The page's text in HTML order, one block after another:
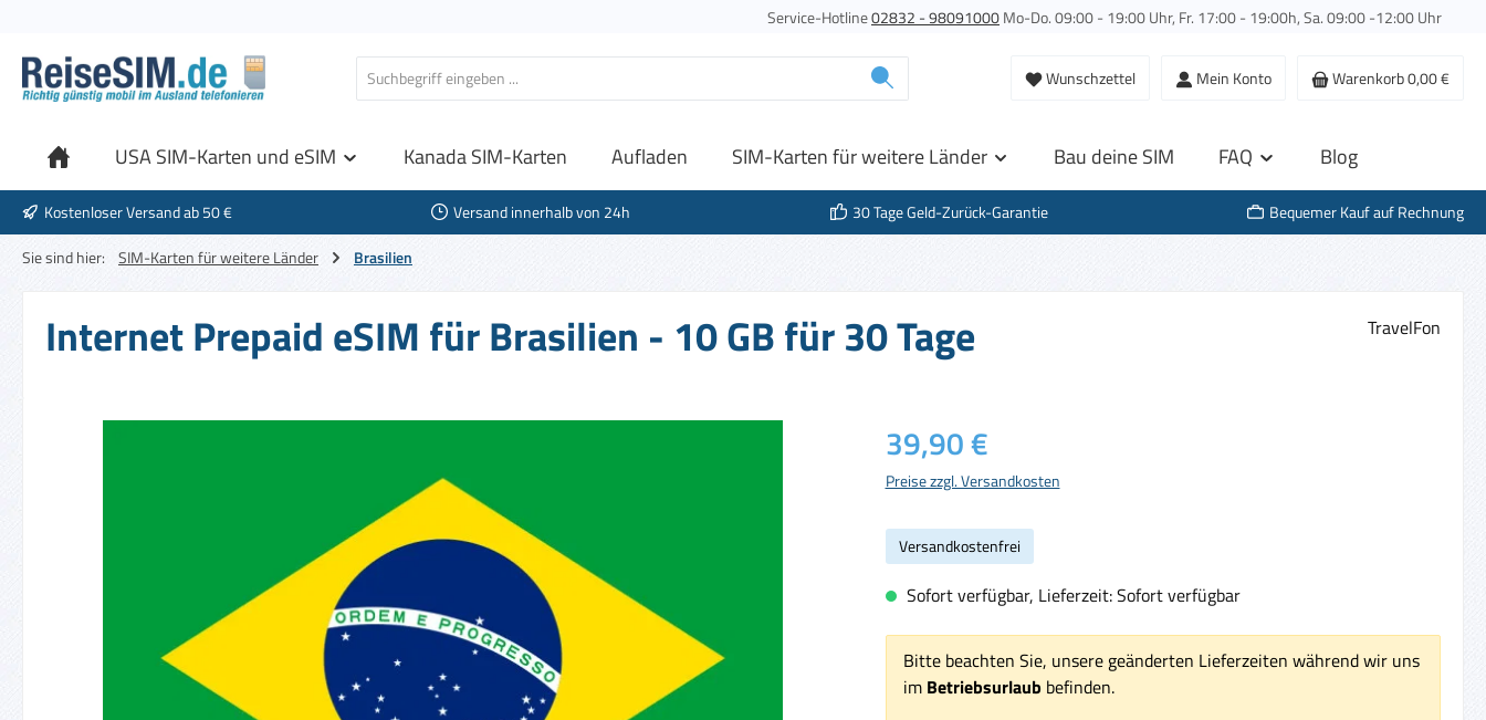
Service-Hotline02832 - 98091000Mo-Do. 09:00 - 19:00 Uhr, Fr. 17:00 - 19:00h, Sa. 09:00 -12:00 Uhr
Wunschzettel Mein Konto Warenkorb0,00 €
USA SIM-Karten und eSIM Kanada SIM-Karten Aufladen SIM-Karten für weitere Länder Bau deine SIM FAQ Blog
Kostenloser Versand ab 50 € Versand innerhalb von 24h 30 Tage Geld-Zurück-Garantie
Bequemer Kauf auf Rechnung
Sie sind hier:
SIM-Karten für weitere Länder Brasilien
Internet Prepaid eSIM für Brasilien - 10 GB für 30 Tage TravelFon
Regulärer Preis:
39,90 €
Preise zzgl. Versandkosten
Versandkostenfrei
Sofort verfügbar, Lieferzeit: Sofort verfügbar
Bitte beachten Sie, unsere geänderten Lieferzeiten während wir uns
im Betriebsurlaub befinden.